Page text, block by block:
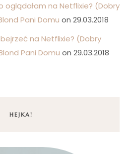
oglądałam na Netflixie? (Dobry
Pani Domu on 29.03.2018
na Netflixie? (Dobry
Pani Domu on 29.03.2018
HEJKA!